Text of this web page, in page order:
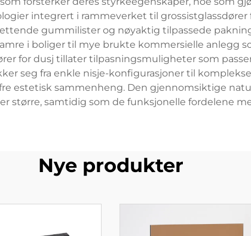
integrert i rammeverket til grossistglassdører
gummilister og nøyaktig tilpassede
i boliger til mye brukte kommersielle anlegg
for dusj tillater tilpasningsmuligheter som
seg fra enkle nisje-konfigurasjoner til
estetisk sammenheng. Den gjennomsiktige
større, samtidig som de funksjonelle fordelene
Nye produkter